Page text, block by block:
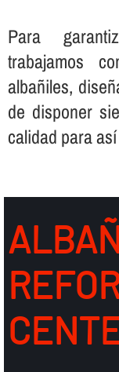
Para
trabajamos
albañiles,
de disponer
calidad para